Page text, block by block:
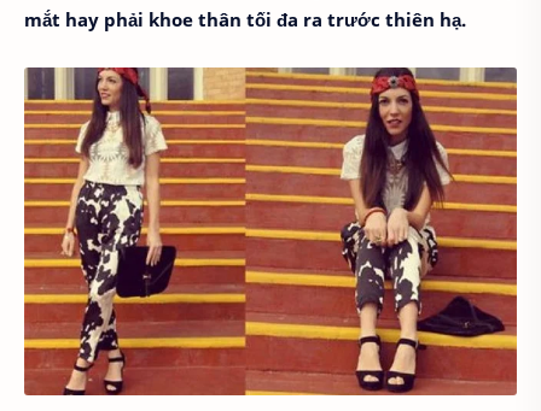
mắt hay phải khoe thân tối đa ra trước thiên hạ.